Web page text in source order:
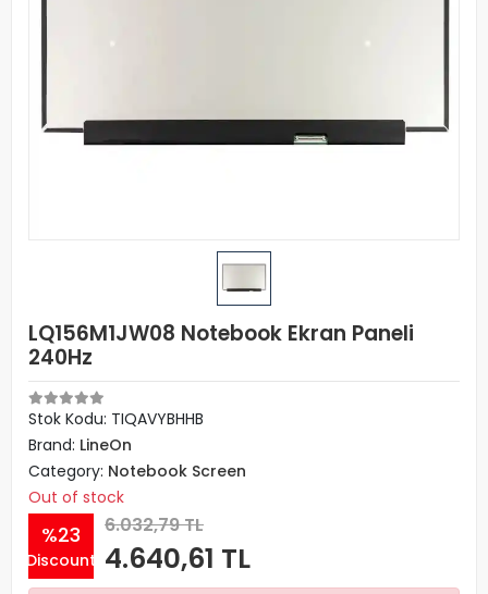
LQ156M1JW08 Notebook Ekran Paneli
240Hz
Stok Kodu: TIQAVYBHHB
Brand: LineOn
Category: Notebook Screen
Out of stock
%23
Discount
6.032,79 TL
4.640,61 TL